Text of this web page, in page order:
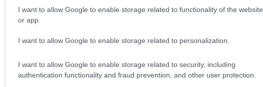
I want to allow Google to enable storage related to functionality of the website
or app.
I want to allow Google to enable storage related to personalization.
I want to allow Google to enable storage related to security, including
authentication functionality and fraud prevention, and other user protection.
a
évig
vezetéken múlt Bicske vízellátása